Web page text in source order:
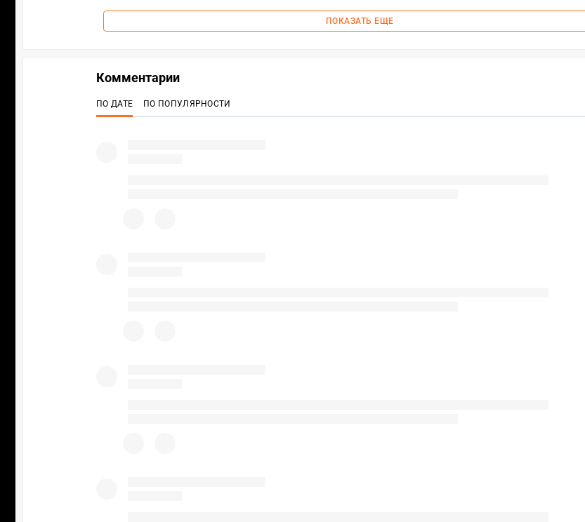
ПОКАЗАТЬ ЕЩЕ
Комментарии
ПО ДАТЕ ПО ПОПУЛЯРНОСТИ